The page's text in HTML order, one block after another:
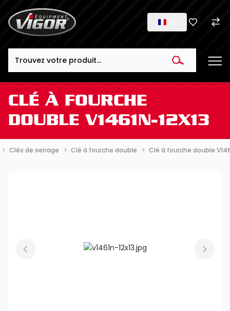
CLÉ À FOURCHE
DOUBLE V1461N-12X13
Clés de serrage Clé à fourche double Clé à fourche double